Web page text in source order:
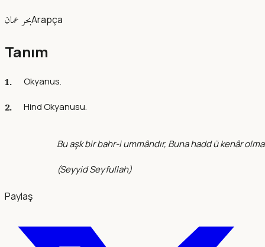
بحر عمانArapça
Tanım
Okyanus.
Hind Okyanusu.
Bu aşk bir bahr-i ummândır, Buna hadd ü kenâr
(Seyyid Seyfullah)
Paylaş